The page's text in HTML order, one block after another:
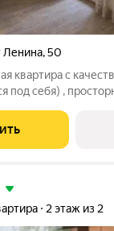
Ленина,50
квартира с
под себя) ,
на
мебель,
2 этаж из 2